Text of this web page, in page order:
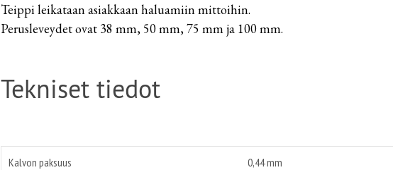
Teippi leikataan asiakkaan haluamiin mittoihin.
Perusleveydet ovat 38 mm, 50 mm, 75 mm ja 100 mm.
Tekniset tiedot
Kalvon paksuus 0,44 mm